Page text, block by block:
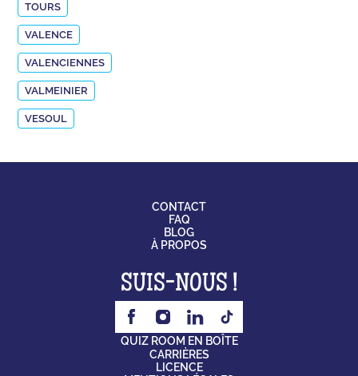
TOURS
VALENCE
VALENCIENNES
VALMEINIER
VESOUL
CONTACT
FAQ
BLOG
À PROPOS
SUIS-NOUS !
QUIZ ROOM EN BOÎTE
CARRIÈRES
LICENCE